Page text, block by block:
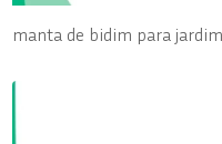
manta de bidim para jardim